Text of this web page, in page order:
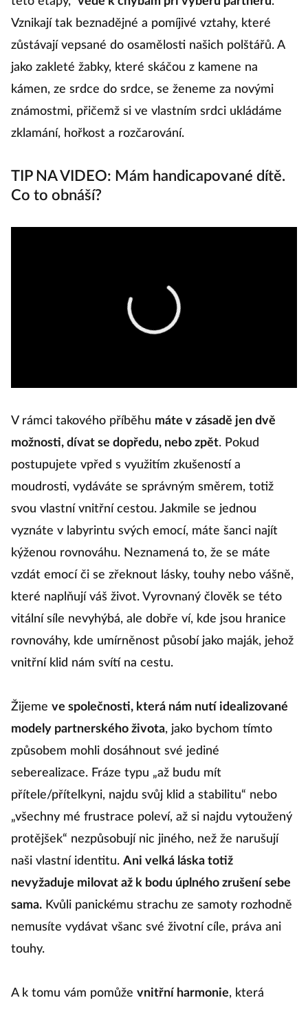
Vznikají tak beznadějné a pomíjivé vztahy, které
zůstávají vepsané do osamělosti našich polštářů. A
jako zakleté žabky, které skáčou z kamene na
kámen, ze srdce do srdce, se ženeme za novými
známostmi, přičemž si ve vlastním srdci ukládáme
zklamání, hořkost a rozčarování.
TIP NA VIDEO: Mám handicapované dítě.
Co to obnáší?
V rámci takového příběhu máte v zásadě jen dvě
možnosti, dívat se dopředu, nebo zpět. Pokud
postupujete vpřed s využitím zkušeností a
moudrosti, vydáváte se správným směrem, totiž
svou vlastní vnitřní cestou. Jakmile se jednou
vyznáte v labyrintu svých emocí, máte šanci najít
kýženou rovnováhu. Neznamená to, že se máte
vzdát emocí či se zřeknout lásky, touhy nebo vášně,
které naplňují váš život. Vyrovnaný člověk se této
vitální síle nevyhýbá, ale dobře ví, kde jsou hranice
rovnováhy, kde umírněnost působí jako maják, jehož
vnitřní klid nám svítí na cestu.
Žijeme ve společnosti, která nám nutí idealizované
modely partnerského života, jako bychom tímto
způsobem mohli dosáhnout své jediné
seberealizace. Fráze typu „až budu mít
přítele/přítelkyni, najdu svůj klid a stabilitu“ nebo
„všechny mé frustrace poleví, až si najdu vytoužený
protějšek“ nezpůsobují nic jiného, než že narušují
naši vlastní identitu. Ani velká láska totiž
nevyžaduje milovat až k bodu úplného zrušení sebe
sama. Kvůli panickému strachu ze samoty rozhodně
nemusíte vydávat všanc své životní cíle, práva ani
touhy.
A k tomu vám pomůže vnitřní harmonie, která